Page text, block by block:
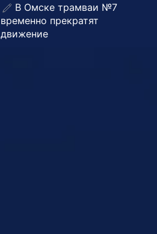
В Омске трамваи №7
временно прекратят
движение